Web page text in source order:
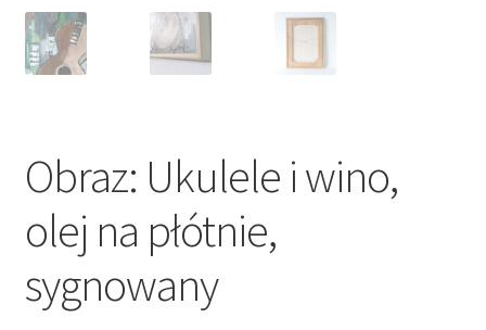
Obraz: Ukulele i wino,
olej na płótnie,
sygnowany